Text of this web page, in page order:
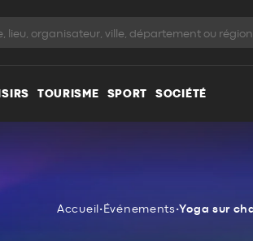
TOURISME SPORT SOCIÉTÉ
Accueil • Événements•Yoga sur